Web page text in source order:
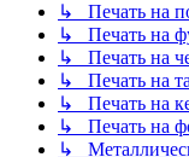
↳ Печать на
↳ Печать на
↳ Печать на
↳ Печать на
↳ Печать на
↳ Печать на
↳